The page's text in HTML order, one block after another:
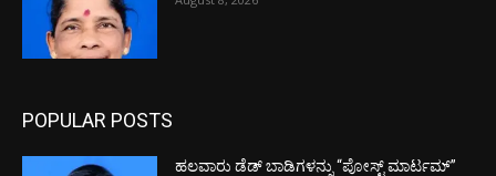
POPULAR POSTS
ಹಲವಾರು ಡೆಡ್ ಬಾಡಿಗಳನ್ನು “ಪೋಸ್ಟ್ ಮಾರ್ಟಮ್”